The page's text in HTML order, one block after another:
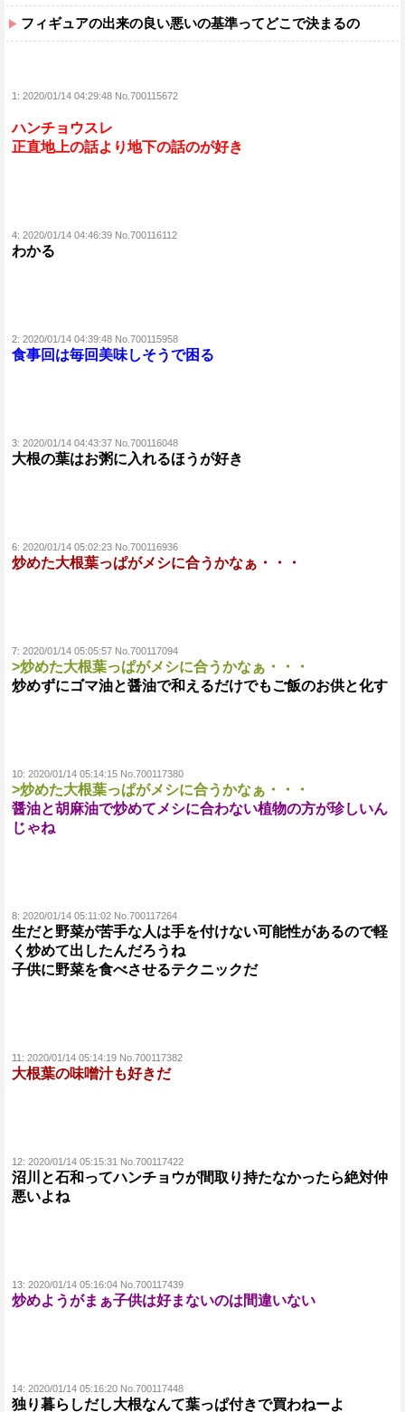
フィギュアの出来の良い悪いの基準ってどこで決まるの
1: 2020/01/14 04:29:48 No.700115672
ハンチョウスレ
正直地上の話より地下の話のが好き
4: 2020/01/14 04:46:39 No.700116112
わかる
2: 2020/01/14 04:39:48 No.700115958
食事回は毎回美味しそうで困る
3: 2020/01/14 04:43:37 No.700116048
大根の葉はお粥に入れるほうが好き
6: 2020/01/14 05:02:23 No.700116936
炒めた大根葉っぱがメシに合うかなぁ・・・
7: 2020/01/14 05:05:57 No.700117094
>炒めた大根葉っぱがメシに合うかなぁ・・・
炒めずにゴマ油と醤油で和えるだけでもご飯のお供と化す
10: 2020/01/14 05:14:15 No.700117380
>炒めた大根葉っぱがメシに合うかなぁ・・・
醤油と胡麻油で炒めてメシに合わない植物の方が珍しいん
じゃね
8: 2020/01/14 05:11:02 No.700117264
生だと野菜が苦手な人は手を付けない可能性があるので軽
く炒めて出したんだろうね
子供に野菜を食べさせるテクニックだ
11: 2020/01/14 05:14:19 No.700117382
大根葉の味噌汁も好きだ
12: 2020/01/14 05:15:31 No.700117422
沼川と石和ってハンチョウが間取り持たなかったら絶対仲
悪いよね
13: 2020/01/14 05:16:04 No.700117439
炒めようがまぁ子供は好まないのは間違いない
14: 2020/01/14 05:16:20 No.700117448
独り暮らしだし大根なんて葉っぱ付きで買わねーよ